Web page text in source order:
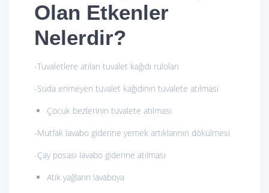
Olan Etkenler
Nelerdir?
-Tuvaletlere atılan tuvalet kağıdı ruloları
-Suda erimeyen tuvalet kağıdının tuvalete atılması
Çocuk bezlerinin tuvalete atılması
-Mutfak lavabo giderine yemek artıklarının dökülmesi
-Çay posası lavabo giderine atılması
Atık yağların lavaboya